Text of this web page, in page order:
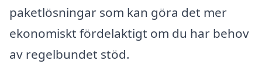
paketlösningar som kan göra det mer
ekonomiskt fördelaktigt om du har behov
av regelbundet stöd.